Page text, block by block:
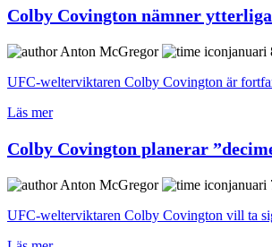
Colby Covington nämner
Anton McGregor
januari
UFC-welterviktaren Colby Covington är
Läs mer
Colby Covington planerar
Anton McGregor
januari
UFC-welterviktaren Colby Covington vill ta